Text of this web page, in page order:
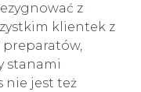
z
klientek z
preparatów,
stanami
nie jest też